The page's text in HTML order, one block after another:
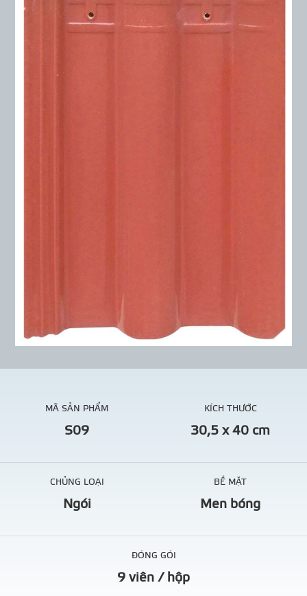
KÊNH PHÂN
LIÊN HỆ - TƯ
MÃ SẢN PHẨM
S09
KÍCH THƯỚC
30,5 x 40 cm
CHỦNG LOẠI
Ngói
BỀ MẶT
Men bóng
ĐÓNG GÓI
9 viên / hộp